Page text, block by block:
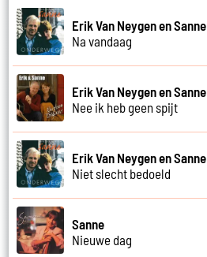
Erik Van Neygen en Sanne
Na vandaag
Erik Van Neygen en Sanne
Nee ik heb geen spijt
Erik Van Neygen en Sanne
Niet slecht bedoeld
Sanne
Nieuwe dag